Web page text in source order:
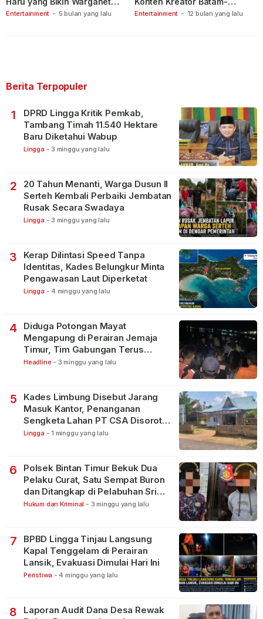
Entertainment - 5 bulan yang lalu
Berspekulasi
Entertainment - 12 bulan yang lalu
Tanjungpinang
Berita Terpopuler
1
DPRD Lingga Kritik Pemkab,
Tambang Timah 11.540 Hektare
Baru Diketahui Wabup
Lingga - 3 minggu yang lalu
2
20 Tahun Menanti, Warga Dusun II
Serteh Kembali Perbaiki Jembatan
Rusak Secara Swadaya
Lingga - 3 minggu yang lalu
3
Kerap Dilintasi Speed Tanpa
Identitas, Kades Belungkur Minta
Pengawasan Laut Diperketat
Lingga - 4 minggu yang lalu
4
Diduga Potongan Mayat
Mengapung di Perairan Jemaja
Timur, Tim Gabungan Terus
Lakukan Pencarian
Headline - 3 minggu yang lalu
5
Kades Limbung Disebut Jarang
Masuk Kantor, Penanganan
Sengketa Lahan PT CSA Disorot
Warga
Lingga - 1 minggu yang lalu
6
Polsek Bintan Timur Bekuk Dua
Pelaku Curat, Satu Sempat Buron
dan Ditangkap di Pelabuhan Sri
Bintan Pura
Hukum dan Kriminal - 3 minggu yang lalu
7
BPBD Lingga Tinjau Langsung
Kapal Tenggelam di Perairan
Lansik, Evakuasi Dimulai Hari Ini
Peristiwa - 4 minggu yang lalu
8
Laporan Audit Dana Desa Rewak